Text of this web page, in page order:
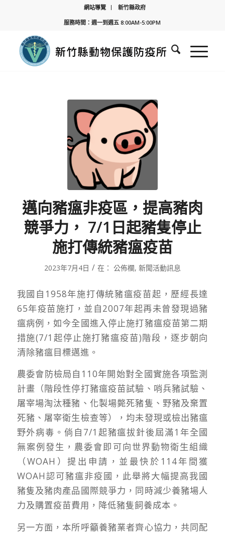
網站導覽
新竹縣政府
服務時間：週一到週五 8:00AM-5:00PM
邁向豬瘟非疫區，提高豬肉
競爭力， 7/1日起豬隻停止
施打傳統豬瘟疫苗
2023年7月4日 / 在： 公佈欄, 新聞活動訊息
我國自1958年施打傳統豬瘟疫苗起，歷經長達
65年疫苗施打，並自2007年起再未曾發現過豬
瘟病例，如今全國進入停止施打豬瘟疫苗第二期
措施(7/1起停止施打豬瘟疫苗)階段，逐步朝向
清除豬瘟目標邁進。
農委會防檢局自110年開始對全國實施各項監測
計畫（階段性停打豬瘟疫苗試驗、哨兵豬試驗、
屠宰場淘汰種豬、化製場斃死豬隻、野豬及棄置
死豬、屠宰衛生檢查等），均未發現或檢出豬瘟
野外病毒。倘自7/1起豬瘟拔針後屆滿1年全國
無案例發生，農委會即可向世界動物衛生組織
（WOAH）提出申請，並最快於114年間獲
WOAH認可豬瘟非疫國，此舉將大幅提高我國
豬隻及豬肉產品國際競爭力，同時減少養豬場人
力及購置疫苗費用，降低豬隻飼養成本。
另一方面，本所呼籲養豬業者齊心協力，共同配